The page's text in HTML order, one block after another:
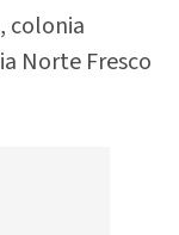
colonia
Norte Fresco